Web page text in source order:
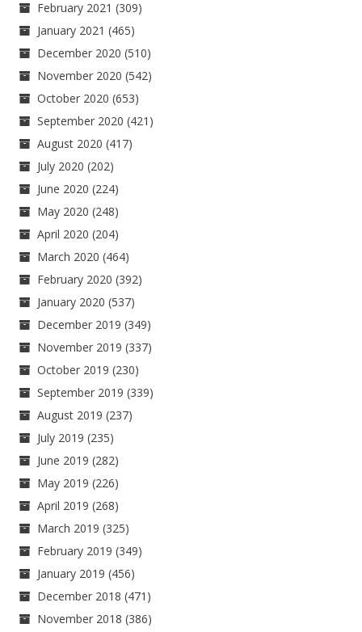
February 2021 (309)
January 2021 (465)
December 2020 (510)
November 2020 (542)
October 2020 (653)
September 2020 (421)
August 2020 (417)
July 2020 (202)
June 2020 (224)
May 2020 (248)
April 2020 (204)
March 2020 (464)
February 2020 (392)
January 2020 (537)
December 2019 (349)
November 2019 (337)
October 2019 (230)
September 2019 (339)
August 2019 (237)
July 2019 (235)
June 2019 (282)
May 2019 (226)
April 2019 (268)
March 2019 (325)
February 2019 (349)
January 2019 (456)
December 2018 (471)
November 2018 (386)